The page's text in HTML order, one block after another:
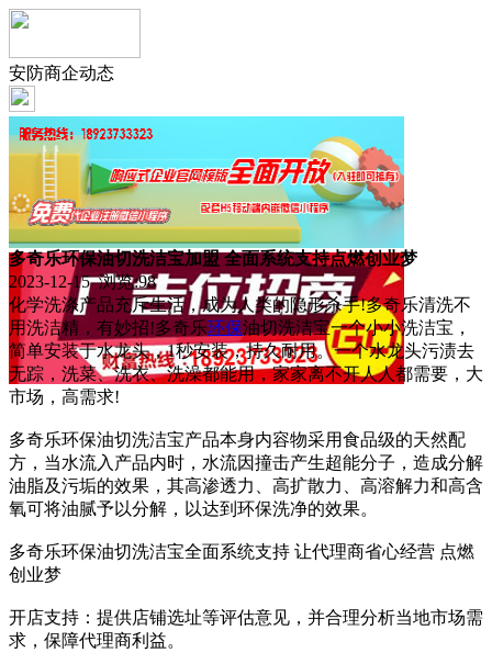
安防商企动态
多奇乐环保油切洗洁宝加盟 全面系统支持点燃创业梦
2023-12-15 浏览:98
化学洗涤产品充斥生活，成为人类的隐形杀手!多奇乐清洗不
用洗洁精，有妙招!多奇乐环保油切洗洁宝一个小小洗洁宝，
简单安装于水龙头，1秒安装，持久耐用。一个水龙头污渍去
无踪，洗菜、洗衣、洗澡都能用，家家离不开人人都需要，大
市场，高需求!
多奇乐环保油切洗洁宝产品本身内容物采用食品级的天然配
方，当水流入产品内时，水流因撞击产生超能分子，造成分解
油脂及污垢的效果，其高渗透力、高扩散力、高溶解力和高含
氧可将油腻予以分解，以达到环保洗净的效果。
多奇乐环保油切洗洁宝全面系统支持 让代理商省心经营 点燃
创业梦
开店支持：提供店铺选址等评估意见，并合理分析当地市场需
求，保障代理商利益。